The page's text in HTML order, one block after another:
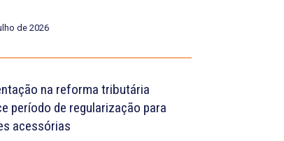
de 2026
na reforma tributária
período de regularização para
acessórias